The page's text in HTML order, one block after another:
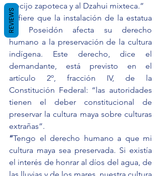
Cocijo zapoteca y al Dzahui mixteca.”
Refiere que la instalación de la estatua
de Poseidón afecta su derecho
humano a la preservación de la cultura
indígena. Este derecho, dice el
demandante, está previsto en el
artículo 2º, fracción IV, de la
Constitución Federal: “las autoridades
tienen el deber constitucional de
preservar la cultura maya sobre culturas
extrañas”.
“Tengo el derecho humano a que mi
cultura maya sea preservada. Si existía
el interés de honrar al díos del agua, de
REVIEWS